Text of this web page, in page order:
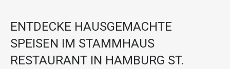
ENTDECKE HAUSGEMACHTE
SPEISEN IM STAMMHAUS
RESTAURANT IN HAMBURG ST.